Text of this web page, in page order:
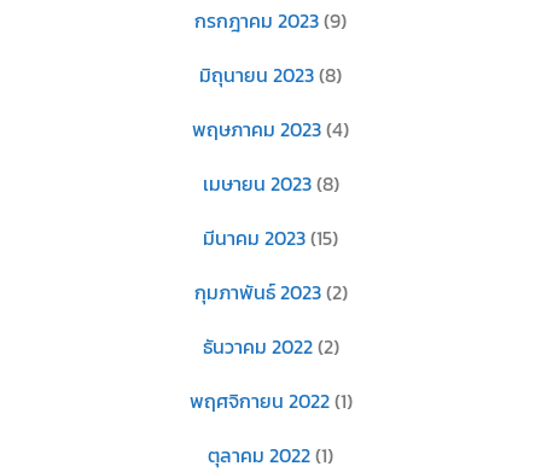
กรกฎาคม 2023(9)
มิถุนายน 2023(8)
พฤษภาคม 2023(4)
เมษายน 2023(8)
มีนาคม 2023(15)
กุมภาพันธ์ 2023(2)
ธันวาคม 2022(2)
พฤศจิกายน 2022(1)
ตุลาคม 2022(1)